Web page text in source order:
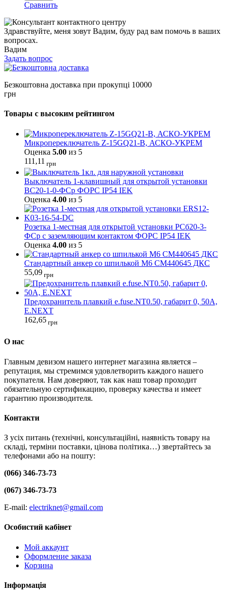
Сравнить
Здравствуйте, меня зовут Вадим, буду рад вам помочь в ваших
вопросах.
Вадим
Задать вопрос
Безкоштовна доставка при прокупці 10000
грн
Товары с высоким рейтингом
Микропереключатель Z-15GQ21-B, АСКО-УКРЕМ
Оценка 5.00 из 5
111,11 грн
Выключатель 1-клавишный для открытой установки
ВС20-1-0-ФСр ФОРС IP54 IEK
Оценка 4.00 из 5
Розетка 1-местная для открытой установки РСб20-3-
ФСр с заземляющим контактом ФОРС IP54 IEK
Оценка 4.00 из 5
Стандартный анкер со шпилькой М6 CM440645 ДКС
55,09 грн
Предохранитель плавкий e.fuse.NT0.50, габарит 0, 50А,
E.NEXT
162,65 грн
О нас
Главным девизом нашего интернет магазина является –
репутация, мы стремимся удовлетворить каждого нашего
покупателя. Нам доверяют, так как наш товар проходит
обязательную сертификацию, проверку качества и имеет
гарантию производителя.
Контакти
З усіх питань (технічні, консультаційні, наявність товару на
складі, терміни поставки, цінова політика…) звертайтесь за
телефонами або на пошту:
(066) 346-73-73
(067) 346-73-73
E-mail: electriknet@gmail.com
Особистий кабінет
Мой аккаунт
Оформление заказа
Корзина
Інформація